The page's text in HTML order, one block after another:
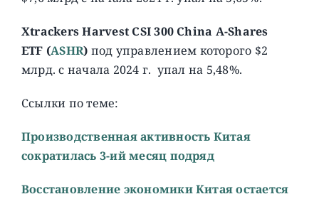
Xtrackers Harvest CSI 300 China A-Shares
ETF (ASHR) под управлением которого $2
млрд. с начала 2024 г. упал на 5,48%.
Ссылки по теме:
Производственная активность Китая
сократилась 3-ий месяц подряд
Восстановление экономики Китая остается